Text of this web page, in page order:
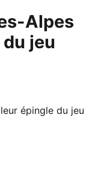
Alpes
jeu
épingle du jeu